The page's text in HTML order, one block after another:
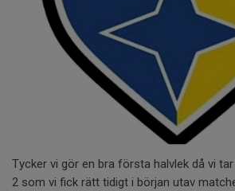
Tycker vi gör en bra första halvlek då vi
2 som vi fick rätt tidigt i början utav